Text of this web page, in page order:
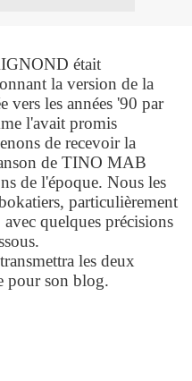
était
la version de la
les années '90 par
l'avait promis
de recevoir la
de TINO MAB
de l'époque. Nous les
particulièrement
quelques précisions
les deux
pour son blog.